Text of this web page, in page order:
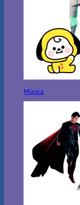
Música